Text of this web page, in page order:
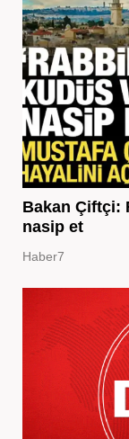
Bakan Çiftçi:
nasip et
Haber7